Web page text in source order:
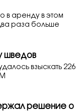
в аренду в этом
раза больше
шведов
взыскать 226
решение о